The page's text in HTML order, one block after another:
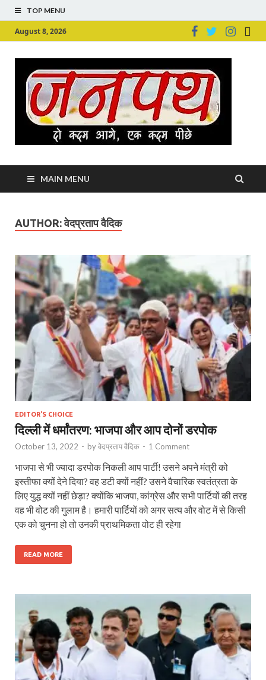
TOP MENU
August 8, 2026
MAIN MENU
AUTHOR:वेदप्रताप वैदिक
EDITOR'S CHOICE
दिल्ली में धर्मांतरण: भाजपा और आप दोनों डरपोक
October 13, 2022 - byवेदप्रताप वैदिक - 1 Comment
भाजपा से भी ज्यादा डरपोक निकली आप पार्टी! उसने अपने मंत्री को
इस्तीफा क्यों देने दिया? वह डटी क्यों नहीं? उसने वैचारिक स्वतंत्रता के
लिए युद्ध क्यों नहीं छेड़ा? क्योंकि भाजपा, कांग्रेस और सभी पार्टियों की तरह
वह भी वोट की गुलाम है। हमारी पार्टियों को अगर सत्य और वोट में से किसी
एक को चुनना हो तो उनकी प्राथमिकता वोट ही रहेगा
READ MORE